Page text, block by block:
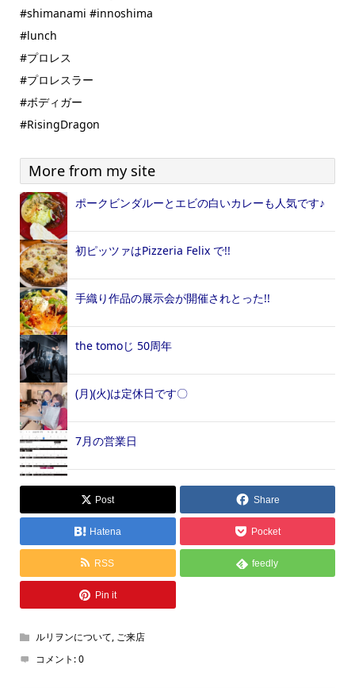
#shimanami #innoshima
#lunch
#プロレス
#プロレスラー
#ボディガー
#RisingDragon
More from my site
ポークビンダルーとエビの白いカレーも人気です♪
初ピッツァはPizzeria Felix で!!
手織り作品の展示会が開催されとった!!
the tomoじ 50周年
(月)(火)は定休日です〇
7月の営業日
Post Share
Hatena Pocket
RSS feedly
Pin it
ルリヲンについて, ご来店
コメント:0